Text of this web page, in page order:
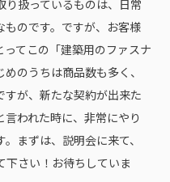
り扱っているものは、日常
ものです。ですが、お客様
てこの「建築用のファスナ
のうちは商品数も多く、
が、新たな契約が出来た
われた時に、非常にやり
まずは、説明会に来て、
下さい！お待ちしていま